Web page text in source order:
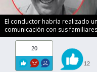
El conductor habría realizado
comunicación con sus
20
12